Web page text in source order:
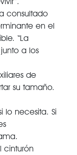
consultado
en el
“La
a los
de
su tamaño.
lo necesita. Si
cinturón